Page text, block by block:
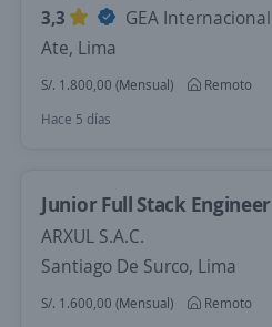
3,3
GEA Internacional
Ate, Lima
S/. 1.800,00 (Mensual)
Remoto
Hace 5 días
Junior Full Stack Engineer
ARXUL S.A.C.
Santiago De Surco, Lima
S/. 1.600,00 (Mensual)
Remoto